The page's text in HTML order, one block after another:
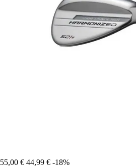
55,00 € 44,99 € -18%